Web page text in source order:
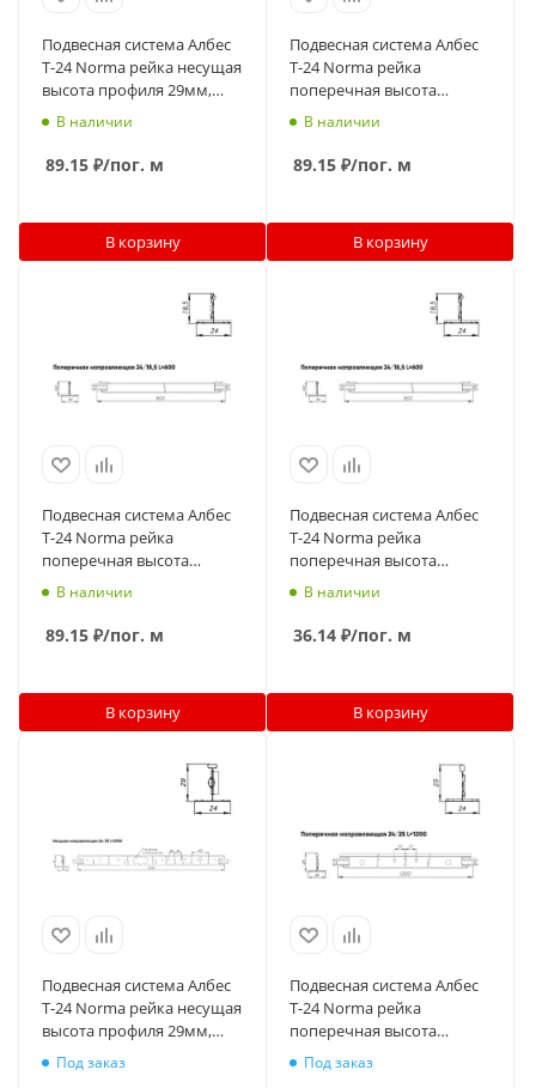
Подвесная система Албес
T-24 Norma рейка несущая
высота профиля 29мм,
длина 3700мм, супер-хром
В наличии
89.15 ₽/пог. м
В корзину
Подвесная система Албес
T-24 Norma рейка
поперечная высота
профиля 25мм, длина
В наличии
89.15 ₽/пог. м
В корзину
Подвесная система Албес
T-24 Norma рейка
поперечная высота
профиля 18.5мм, длина
В наличии
89.15 ₽/пог. м
В корзину
Подвесная система Албес
T-24 Norma рейка
поперечная высота
профиля 18.5мм, длина
В наличии
36.14 ₽/пог. м
В корзину
Подвесная система Албес
T-24 Norma рейка несущая
высота профиля 29мм,
длина 3700мм, металлик
Под заказ
Подвесная система Албес
T-24 Norma рейка
поперечная высота
профиля 25мм, длина
1200мм, металлик
Под заказ